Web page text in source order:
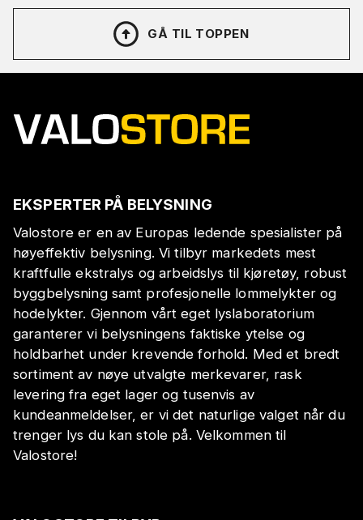
GÅ TIL TOPPEN
EKSPERTER PÅ BELYSNING
Valostore er en av Europas ledende spesialister på
høyeffektiv belysning. Vi tilbyr markedets mest
kraftfulle ekstralys og arbeidslys til kjøretøy, robust
byggbelysning samt profesjonelle lommelykter og
hodelykter. Gjennom vårt eget lyslaboratorium
garanterer vi belysningens faktiske ytelse og
holdbarhet under krevende forhold. Med et bredt
sortiment av nøye utvalgte merkevarer, rask
levering fra eget lager og tusenvis av
kundeanmeldelser, er vi det naturlige valget når du
trenger lys du kan stole på. Velkommen til
Valostore!